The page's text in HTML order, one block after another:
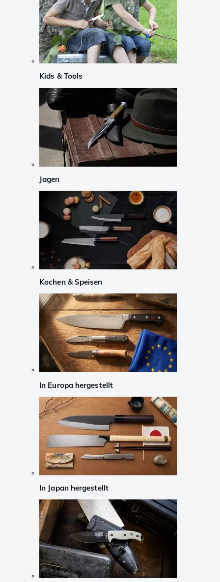
Kids & Tools
Jagen
Kochen & Speisen
In Europa hergestellt
In Japan hergestellt